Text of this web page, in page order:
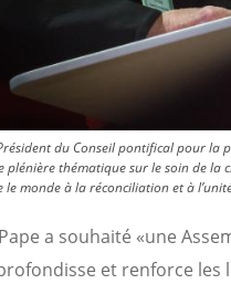
du Conseil pontifical pour
plénière thématique sur le soin de
monde à la réconciliation et à
a souhaité «une
et renforce les